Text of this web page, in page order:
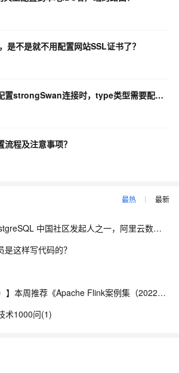
是不是就不用配置网站SSL证书了？
双隧道的IPsec-VPN配置strongSwan连接时，type类型需要配置什么？
程及注意事项？
最热 最新
【大咖问答】对话PostgreSQL 中国社区发起人之一，阿里云数据库高级专家 德哥
这样写代码的？
【藏经阁一起读（27）】本周推荐《Apache Flink案例集（2022版）》，你有哪些心得？
术1000问(1)